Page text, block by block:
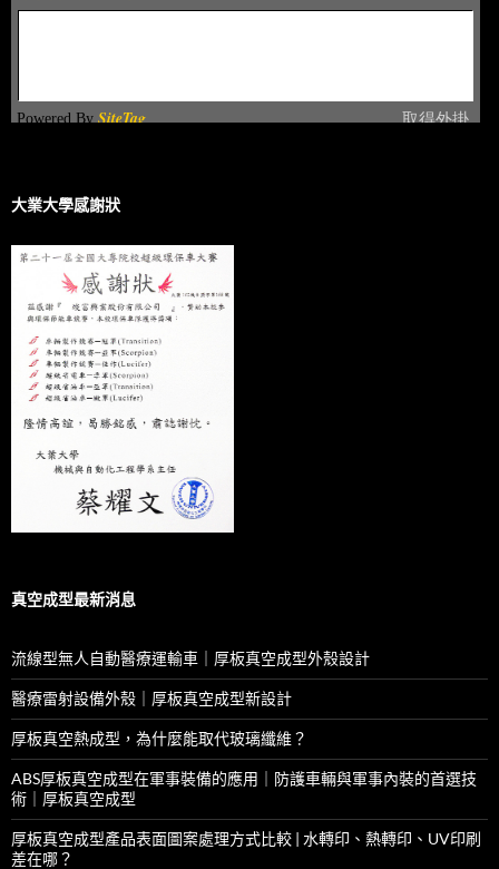
大業大學感謝狀
真空成型最新消息
流線型無人自動醫療運輸車｜厚板真空成型外殼設計
醫療雷射設備外殼｜厚板真空成型新設計
厚板真空熱成型，為什麼能取代玻璃纖維？
ABS厚板真空成型在軍事裝備的應用｜防護車輛與軍事內裝的首選技
術｜厚板真空成型
厚板真空成型產品表面圖案處理方式比較 | 水轉印、熱轉印、UV印刷
差在哪？